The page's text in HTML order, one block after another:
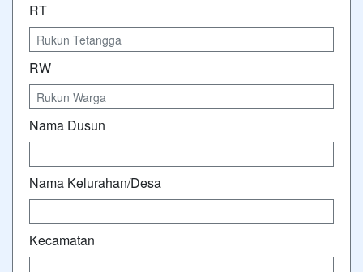
RT
RW
Nama Dusun
Nama Kelurahan/Desa
Kecamatan